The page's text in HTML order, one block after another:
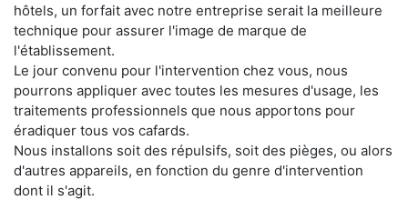
hôtels, un forfait avec notre entreprise serait la meilleure
technique pour assurer l'image de marque de
l'établissement.
Le jour convenu pour l'intervention chez vous, nous
pourrons appliquer avec toutes les mesures d'usage, les
traitements professionnels que nous apportons pour
éradiquer tous vos cafards.
Nous installons soit des répulsifs, soit des pièges, ou alors
d'autres appareils, en fonction du genre d'intervention
dont il s'agit.